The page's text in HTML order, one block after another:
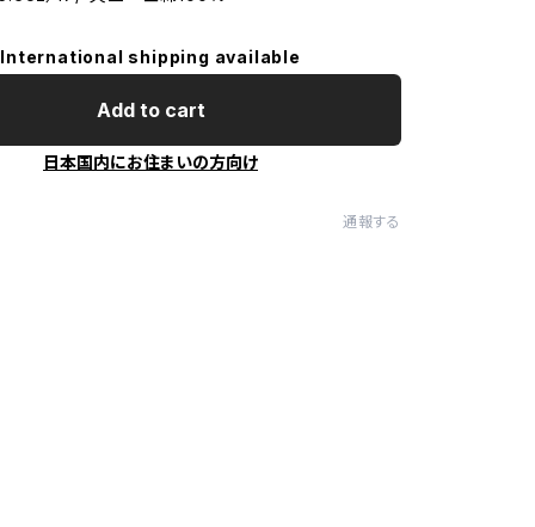
International shipping available
Add to cart
日本国内にお住まいの方向け
通報する